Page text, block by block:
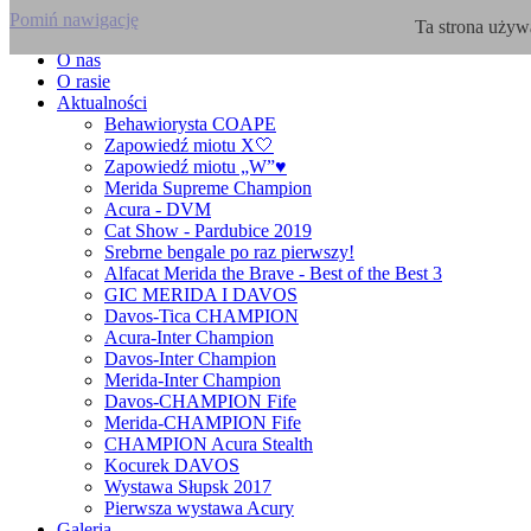
Pomiń nawigację
O nas
O rasie
Aktualności
Behawiorysta COAPE
Zapowiedź miotu X🤍
Zapowiedź miotu „W”♥️
Merida Supreme Champion
Acura - DVM
Cat Show - Pardubice 2019
Srebrne bengale po raz pierwszy!
Alfacat Merida the Brave - Best of the Best 3
GIC MERIDA I DAVOS
Davos-Tica CHAMPION
Acura-Inter Champion
Davos-Inter Champion
Merida-Inter Champion
Davos-CHAMPION Fife
Merida-CHAMPION Fife
CHAMPION Acura Stealth
Kocurek DAVOS
Wystawa Słupsk 2017
Pierwsza wystawa Acury
Ta strona